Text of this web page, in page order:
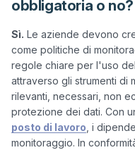
obbligatoria o no?
Sì. Le aziende devono
come politiche di
regole chiare per l'uso
attraverso gli strumenti di
rilevanti, necessari, non
protezione dei dati. Con
posto di lavoro, i
monitoraggio. In